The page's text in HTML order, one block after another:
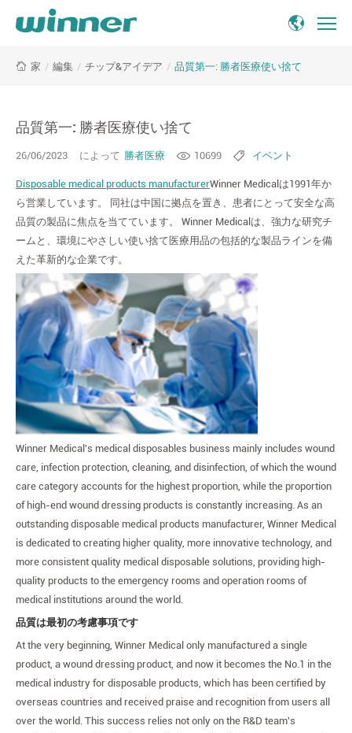
家 / 編集 / チップ&アイデア / 品質第一: 勝者医療使い捨て
品質第一: 勝者医療使い捨て
26/06/2023 によって 勝者医療 10699 イベント
Disposable medical products manufacturerWinner Medicalは1991年か
ら営業しています。 同社は中国に拠点を置き、患者にとって安全な高
品質の製品に焦点を当てています。 Winner Medicalは、強力な研究チ
ームと、環境にやさしい使い捨て医療用品の包括的な製品ラインを備
えた革新的な企業です。
Winner Medical's medical disposables business mainly includes wound
care, infection protection, cleaning, and disinfection, of which the wound
care category accounts for the highest proportion, while the proportion
of high-end wound dressing products is constantly increasing. As an
outstanding disposable medical products manufacturer, Winner Medical
is dedicated to creating higher quality, more innovative technology, and
more consistent quality medical disposable solutions, providing high-
quality products to the emergency rooms and operation rooms of
medical institutions around the world.
品質は最初の考慮事項です
At the very beginning, Winner Medical only manufactured a single
product, a wound dressing product, and now it becomes the No.1 in the
medical industry for disposable products, which has been certified by
overseas countries and received praise and recognition from users all
over the world. This success relies not only on the R&D team's